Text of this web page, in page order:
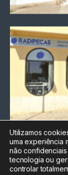
Utilizamos
uma experiência
não
tecnologia ou
controlar